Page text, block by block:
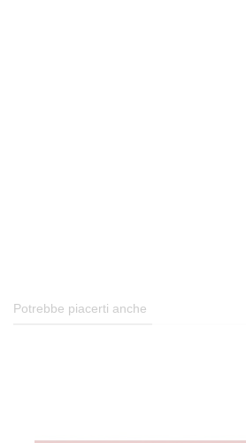
Potrebbe piacerti anche